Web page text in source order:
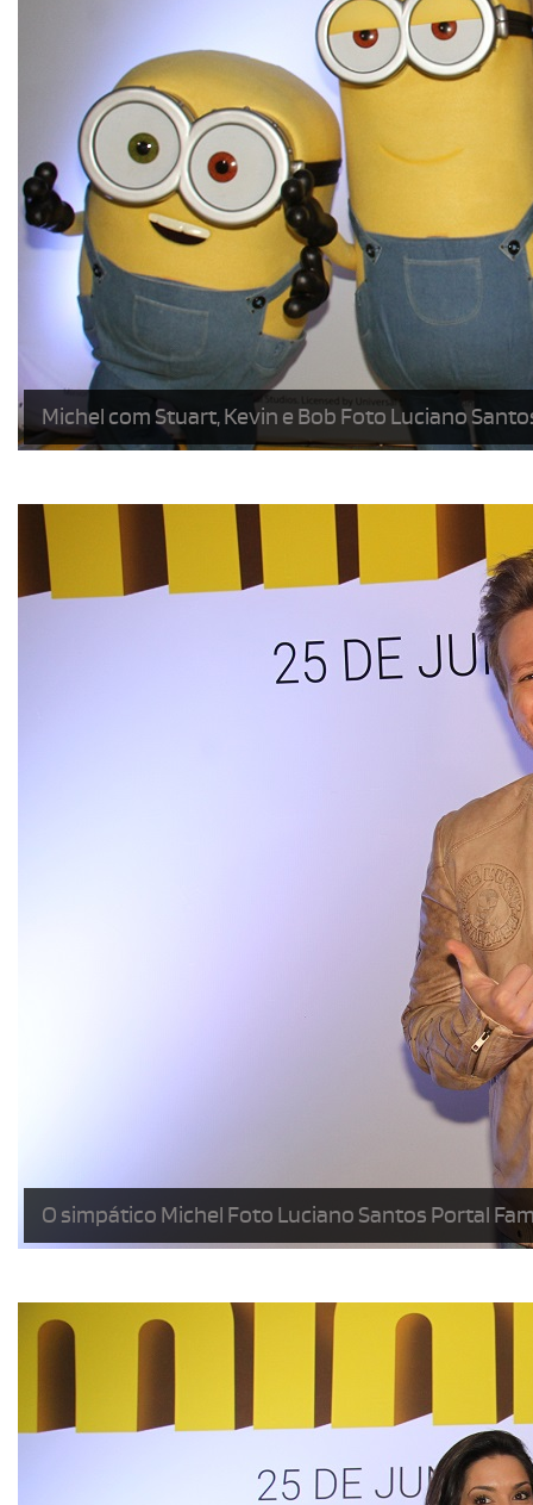
Michel com Stuart, Kevin e Bob Foto Luciano
O simpático Michel Foto Luciano Santos Portal